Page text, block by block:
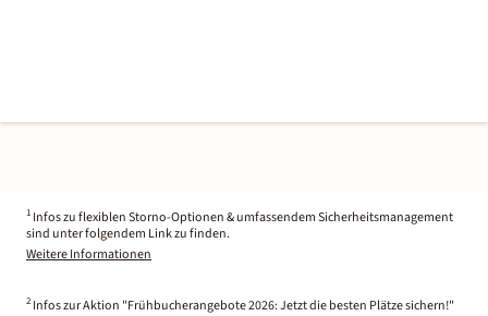
1 Infos zu flexiblen Storno-Optionen & umfassendem Sicherheitsmanagement
sind unter folgendem Link zu finden.
Weitere Informationen
2 Infos zur Aktion "Frühbucherangebote 2026: Jetzt die besten Plätze sichern!"